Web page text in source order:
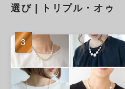
選び | トリプル・オゥ